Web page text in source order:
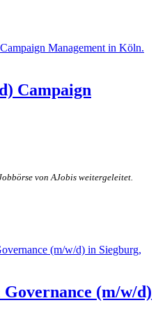
Campaign
von AJobis weitergeleitet.
(m/w/d)